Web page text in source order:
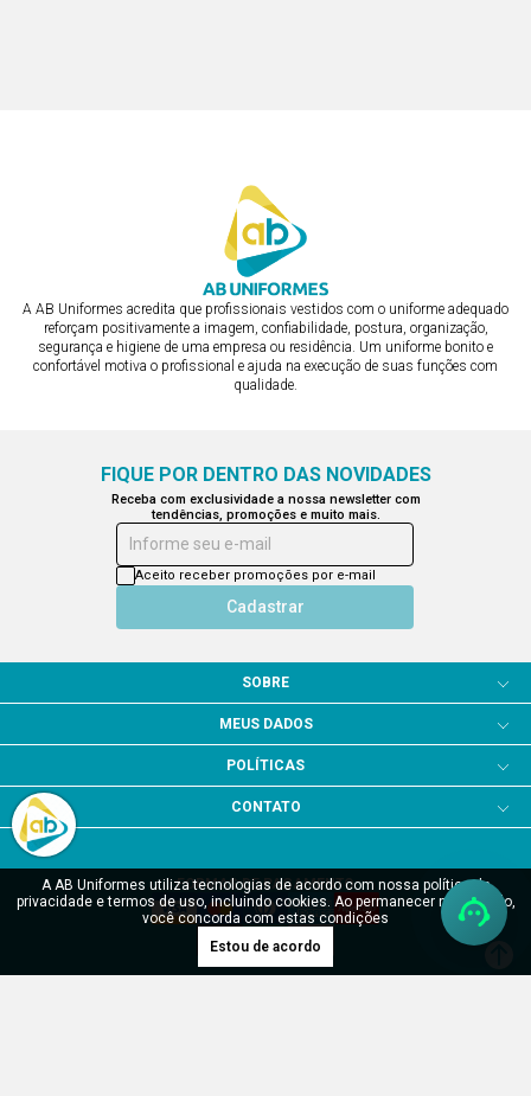
A AB Uniformes acredita que profissionais vestidos com o uniforme adequado
reforçam positivamente a imagem, confiabilidade, postura, organização,
segurança e higiene de uma empresa ou residência. Um uniforme bonito e
confortável motiva o profissional e ajuda na execução de suas funções com
qualidade.
FIQUE POR DENTRO DAS NOVIDADES
Receba com exclusividade a nossa newsletter com
tendências, promoções e muito mais.
Informe seu e-mail
Cadastrar
Aceito receber promoções por e-mail
SOBRE
MEUS DADOS
POLÍTICAS
CONTATO
FORMAS DE PAGAMENTO
A AB Uniformes utiliza tecnologias de acordo com nossa política de
privacidade e termos de uso, incluindo cookies. Ao permanecer navegando,
você concorda com estas condições
Estou de acordo